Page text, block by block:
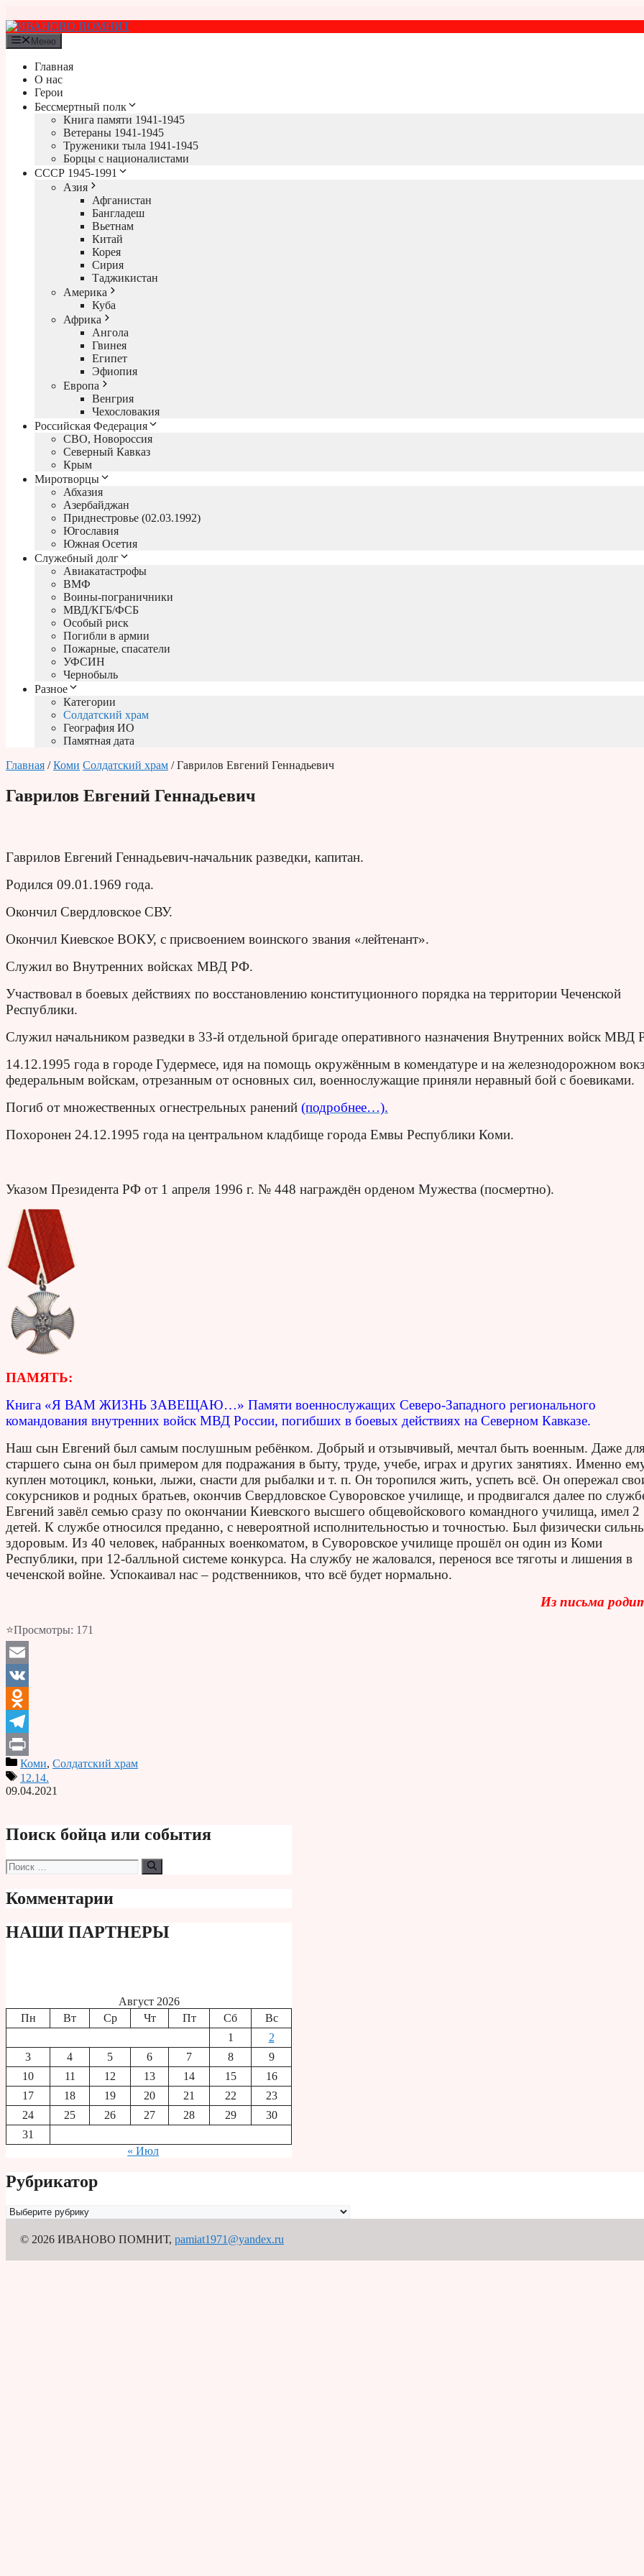
к
содержимому
Меню
Главная
О нас
Герои
Бессмертный полк
Книга памяти 1941-1945
Ветераны 1941-1945
Труженики тыла 1941-1945
Борцы с националистами
СССР 1945-1991
Азия
Афганистан
Бангладеш
Вьетнам
Китай
Корея
Сирия
Таджикистан
Америка
Куба
Африка
Ангола
Гвинея
Египет
Эфиопия
Европа
Венгрия
Чехословакия
Российская Федерация
СВО, Новороссия
Северный Кавказ
Крым
Миротворцы
Абхазия
Азербайджан
Приднестровье (02.03.1992)
Югославия
Южная Осетия
Служебный долг
Авиакатастрофы
ВМФ
Воины-пограничники
МВД/КГБ/ФСБ
Особый риск
Погибли в армии
Пожарные, спасатели
УФСИН
Чернобыль
Разное
Категории
Солдатский храм
География ИО
Памятная дата
Главная /Коми Солдатский храм / Гаврилов Евгений Геннадьевич
Гаврилов Евгений Геннадьевич
Гаврилов Евгений Геннадьевич-начальник разведки, капитан.
Родился 09.01.1969 года.
Окончил Свердловское СВУ.
Окончил Киевское ВОКУ, с присвоением воинского звания «лейтенант».
Служил во Внутренних войсках МВД РФ.
Участвовал в боевых действиях по восстановлению конституционного порядка на территории Чеченской
Республики.
Служил начальником разведки в 33-й отдельной бригаде оперативного назначения Внутренних войск МВД
14.12.1995 года в городе Гудермесе, идя на помощь окружённым в комендатуре и на железнодорожном
федеральным войскам, отрезанным от основных сил, военнослужащие приняли неравный бой с боевиками.
Погиб от множественных огнестрельных ранений (подробнее…).
Похоронен 24.12.1995 года на центральном кладбище города Емвы Республики Коми.
Указом Президента РФ от 1 апреля 1996 г. № 448 награждён орденом Мужества (посмертно).
ПАМЯТЬ:
Книга «Я ВАМ ЖИЗНЬ ЗАВЕЩАЮ…» Памяти военнослужащих Северо-Западного регионального
командования внутренних войск МВД России, погибших в боевых действиях на Северном Кавказе.
Наш сын Евгений был самым послушным ребёнком. Добрый и отзывчивый, мечтал быть военным. Даже
старшего сына он был примером для подражания в быту, труде, учебе, играх и других занятиях. Именно
куплен мотоцикл, коньки, лыжи, снасти для рыбалки и т. п. Он торопился жить, успеть всё. Он опережал
сокурсников и родных братьев, окончив Свердловское Суворовское училище, и продвигался далее по
Евгений завёл семью сразу по окончании Киевского высшего общевойскового командного училища, имел 2
детей. К службе относился преданно, с невероятной исполнительностью и точностью. Был физически
здоровым. Из 40 человек, набранных военкоматом, в Суворовское училище прошёл он один из Коми
Республики, при 12-балльной системе конкурса. На службу не жаловался, перенося все тяготы и лишения в
чеченской войне. Успокаивал нас – родственников, что всё будет нормально.
Из письма
⭐Просмотры: 171
Email
VK
Odnoklassniki
Telegram
PrintКоми, Солдатский храм
12.14.
09.04.2021
Поиск бойца или события
Поиск:
Комментарии
НАШИ ПАРТНЕРЫ
Август 2026
Пн
Вт Ср Чт Пт Сб
Вс
1
2
3
4 5 6 7 8
9
10
11 12 13 14 15
16
17
18 19 20 21 22
23
24
25 26 27 28 29
30
31
« Июл
Рубрикатор
Рубрикатор
© 2026 ИВАНОВО ПОМНИТ, pamiat1971@yandex.ru